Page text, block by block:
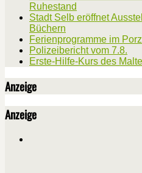
Ruhestand
Stadt Selb eröffnet
Büchern
Ferienprogramme im
Polizeibericht vom 7.8.
Erste-Hilfe-Kurs des
Anzeige
Anzeige